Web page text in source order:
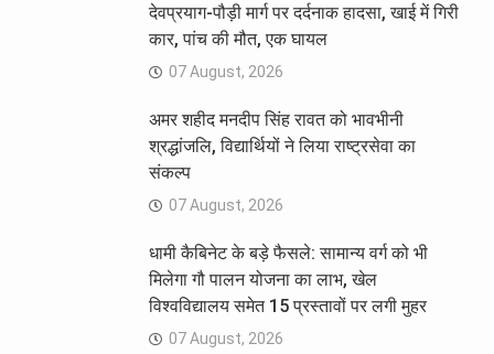
देवप्रयाग-पौड़ी मार्ग पर दर्दनाक हादसा, खाई में गिरी
कार, पांच की मौत, एक घायल
07 August, 2026
अमर शहीद मनदीप सिंह रावत को भावभीनी
श्रद्धांजलि, विद्यार्थियों ने लिया राष्ट्रसेवा का
संकल्प
07 August, 2026
धामी कैबिनेट के बड़े फैसले: सामान्य वर्ग को भी
मिलेगा गौ पालन योजना का लाभ, खेल
विश्वविद्यालय समेत 15 प्रस्तावों पर लगी मुहर
07 August, 2026